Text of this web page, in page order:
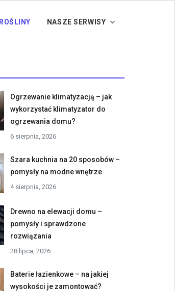
ROŚLINY NASZE SERWISY
Ogrzewanie klimatyzacją – jak
wykorzystać klimatyzator do
ogrzewania domu?
6 sierpnia, 2026
Szara kuchnia na 20 sposobów –
pomysły na modne wnętrze
4 sierpnia, 2026
Drewno na elewacji domu –
pomysły i sprawdzone
rozwiązania
28 lipca, 2026
Baterie łazienkowe – na jakiej
wysokości je zamontować?